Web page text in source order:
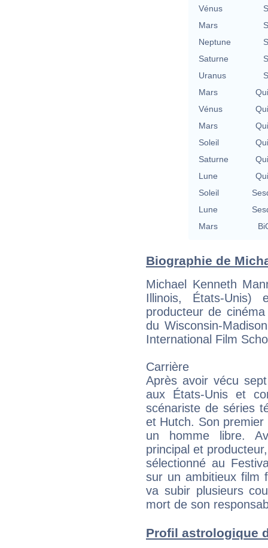
Vénus
Mars
Neptune
Saturne
Uranus
Mars
Vénus
Mars
Soleil
Saturne
Lune
Soleil
Lune
Mars
Biographie de
Michael Kenneth
Illinois, États-Unis)
producteur de
du Wisconsin-
International Film
Carrière
Après avoir vécu
aux États-Unis et
scénariste de séries
et Hutch. Son
un homme libre.
principal et
sélectionné au
sur un ambitieux film
va subir plusieurs
mort de son
Profil astrologique